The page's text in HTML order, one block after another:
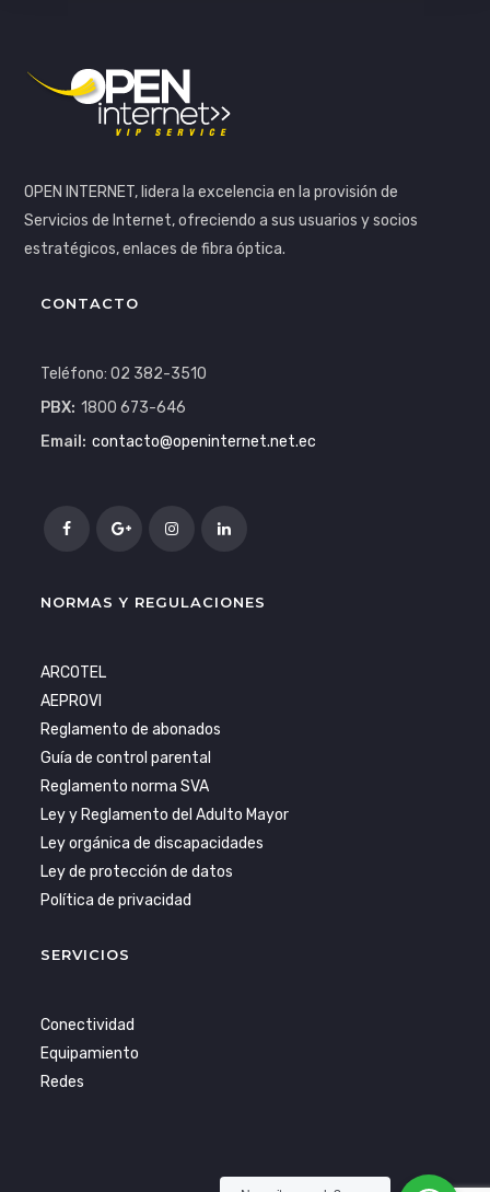
OPEN INTERNET, lidera la excelencia en la provisión de
Servicios de Internet, ofreciendo a sus usuarios y socios
estratégicos, enlaces de fibra óptica.
CONTACTO
Teléfono: 02 382-3510
PBX: 1800 673-646
Email: contacto@openinternet.net.ec
NORMAS Y REGULACIONES
ARCOTEL
AEPROVI
Reglamento de abonados
Guía de control parental
Reglamento norma SVA
Ley y Reglamento del Adulto Mayor
Ley orgánica de discapacidades
Ley de protección de datos
Política de privacidad
SERVICIOS
Conectividad
Equipamiento
Redes